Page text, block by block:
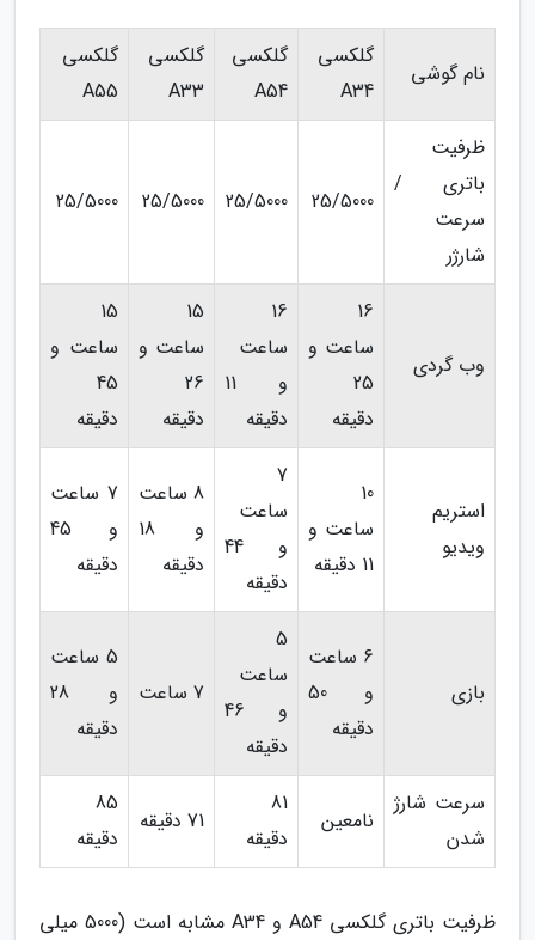
نام گوشی
گلکسی
A34
گلکسی
A54
گلکسی
A33
گلکسی
A55
ظرفیت
باتری /
سرعت
شارژر
25/5000
25/5000
25/5000
25/5000
وب گردی
16
ساعت و
25
دقیقه
16
ساعت
و 11
دقیقه
15
ساعت و
26
دقیقه
15
ساعت و
45
دقیقه
استریم
ویدیو
10
ساعت و
11 دقیقه
7
ساعت
و 44
دقیقه
8 ساعت
و 18
دقیقه
7 ساعت
و 45
دقیقه
بازی
6 ساعت
و 50
دقیقه
5
ساعت
و 46
دقیقه
7 ساعت
5 ساعت
و 28
دقیقه
سرعت شارژ
شدن
نامعین
81
دقیقه
71 دقیقه
85
دقیقه
ظرفیت باتری گلکسی A54 و A34 مشابه است (5000 میلی